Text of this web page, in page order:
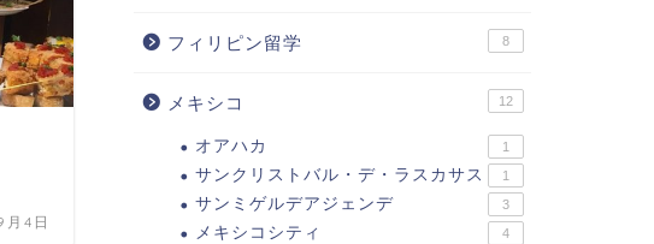
4日
フィリピン留学 8
メキシコ 12
オアハカ 1
サンクリストバル・デ・ラスカサス 1
サンミゲルデアジェンデ 3
メキシコシティ 4